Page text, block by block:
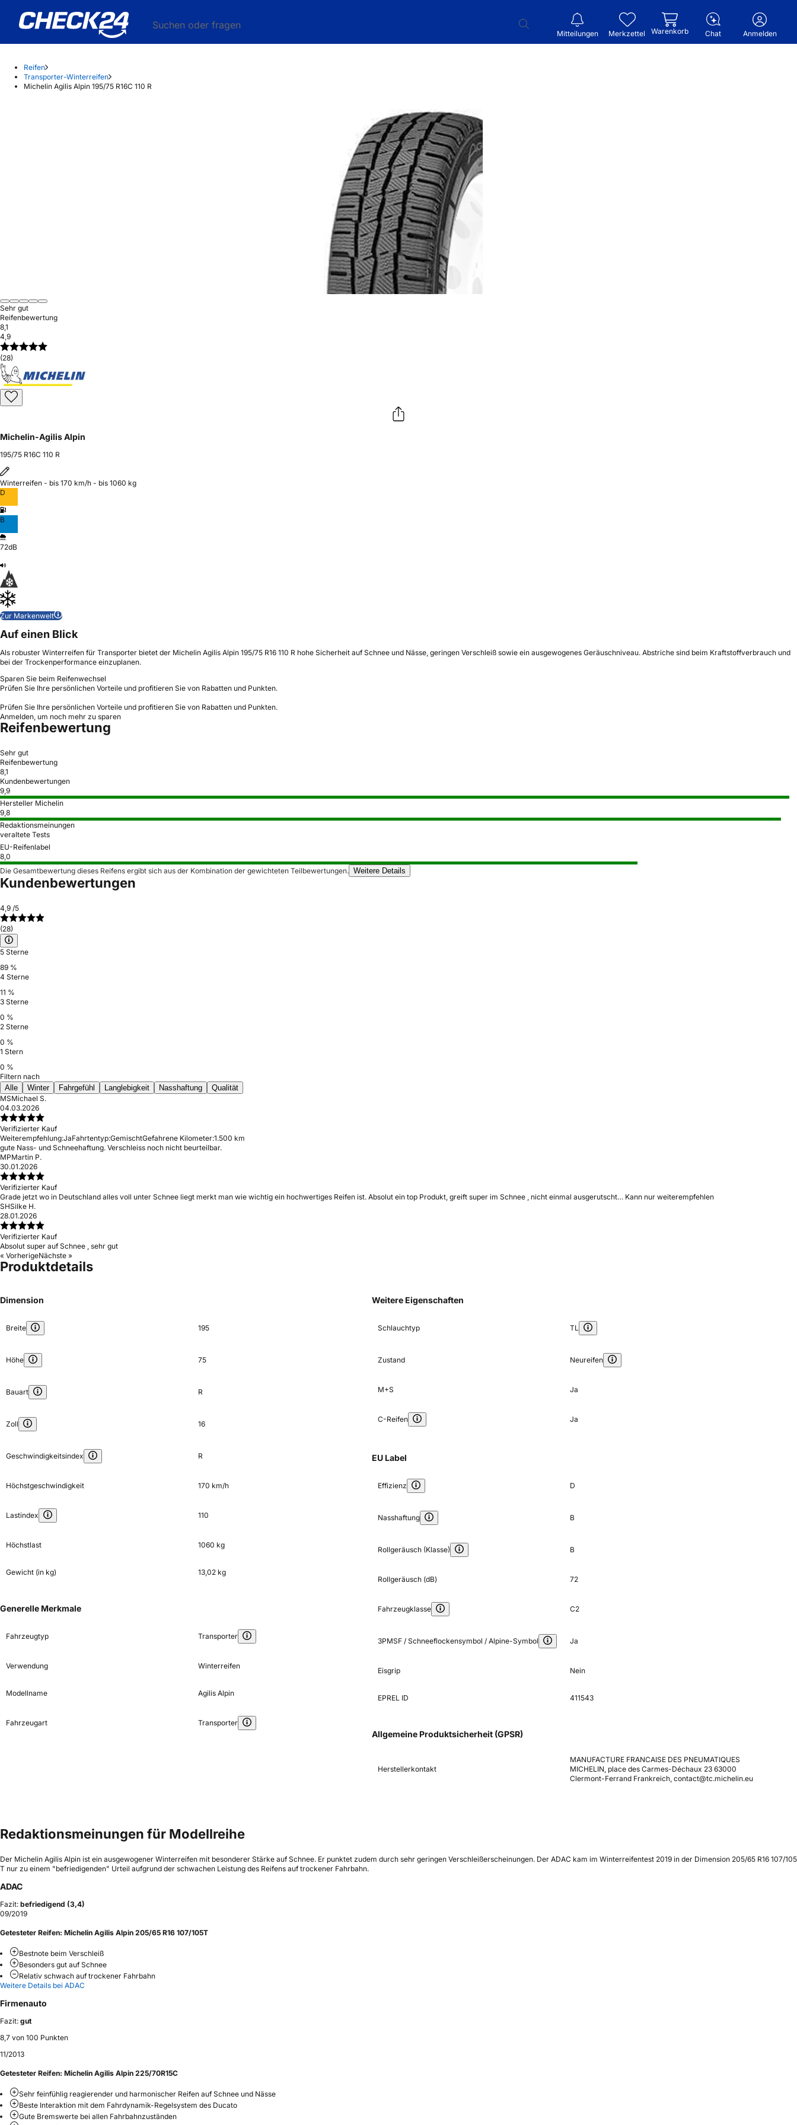
Suchen oder fragen
Mitteilungen Merkzettel Warenkorb Chat Anmelden
Reifen
Transporter-Winterreifen
Michelin Agilis Alpin 195/75 R16C 110 R
Sehr gut
Reifenbewertung
8,1
4,9
(28)
Michelin-Agilis Alpin
195/75 R16C 110 R
Winterreifen - bis 170 km/h - bis 1060 kg
D
B
72dB
Zur Markenwelt
Auf einen Blick
Als robuster Winterreifen für Transporter bietet der Michelin Agilis Alpin 195/75 R16 110 R hohe Sicherheit auf Schnee und Nässe, geringen Verschleiß sowie ein ausgewogenes Geräuschniveau. Abstriche sind beim Kraftstoffverbrauch und
bei der Trockenperformance einzuplanen.
Sparen Sie beim Reifenwechsel
Prüfen Sie Ihre persönlichen Vorteile und profitieren Sie von Rabatten und Punkten.
Prüfen Sie Ihre persönlichen Vorteile und profitieren Sie von Rabatten und Punkten.
Anmelden, um noch mehr zu sparen
Reifenbewertung
Sehr gut
Reifenbewertung
8,1
Kundenbewertungen
9,9
Hersteller Michelin
9,8
Redaktionsmeinungen
veraltete Tests
EU-Reifenlabel
8,0
Die Gesamtbewertung dieses Reifens ergibt sich aus der Kombination der gewichteten Teilbewertungen. Weitere Details
Kundenbewertungen
4,9 /5
(28)
5 Sterne
89 %
4 Sterne
11 %
3 Sterne
0 %
2 Sterne
0 %
1 Stern
0 %
Filtern nach
Alle
Winter Fahrgefühl Langlebigkeit Nasshaftung
Qualität
MSMichael S.
04.03.2026
Verifizierter Kauf
Weiterempfehlung:JaFahrtentyp:GemischtGefahrene Kilometer:1.500 km
gute Nass- und Schneehaftung. Verschleiss noch nicht beurteilbar.
MPMartin P.
30.01.2026
Verifizierter Kauf
Grade jetzt wo in Deutschland alles voll unter Schnee liegt merkt man wie wichtig ein hochwertiges Reifen ist. Absolut ein top Produkt, greift super im Schnee , nicht einmal ausgerutscht… Kann nur weiterempfehlen
SHSilke H.
28.01.2026
Verifizierter Kauf
Absolut super auf Schnee , sehr gut
« VorherigeNächste »
Produktdetails
Dimension
Breite 195
Höhe 75
Bauart R
Zoll 16
Geschwindigkeitsindex R
Höchstgeschwindigkeit 170 km/h
Lastindex 110
Höchstlast 1060 kg
Gewicht (in kg) 13,02 kg
Generelle Merkmale
Fahrzeugtyp Transporter
Verwendung Winterreifen
Modellname Agilis Alpin
Fahrzeugart Transporter
Weitere Eigenschaften
Schlauchtyp TL
Zustand Neureifen
M+S Ja
C-Reifen Ja
EU Label
Effizienz D
Nasshaftung B
Rollgeräusch (Klasse) B
Rollgeräusch (dB) 72
Fahrzeugklasse C2
3PMSF / Schneeflockensymbol / Alpine-Symbol Ja
Eisgrip Nein
EPREL ID 411543
Allgemeine Produktsicherheit (GPSR)
Herstellerkontakt
MANUFACTURE FRANCAISE DES PNEUMATIQUES
MICHELIN, place des Carmes-Déchaux 23 63000
Clermont-Ferrand Frankreich, contact@tc.michelin.eu
Redaktionsmeinungen für Modellreihe
Der Michelin Agilis Alpin ist ein ausgewogener Winterreifen mit besonderer Stärke auf Schnee. Er punktet zudem durch sehr geringen Verschleißerscheinungen. Der ADAC kam im Winterreifentest 2019 in der Dimension 205/65 R16 107/105
T nur zu einem "befriedigenden" Urteil aufgrund der schwachen Leistung des Reifens auf trockener Fahrbahn.
ADAC
Fazit: befriedigend (3,4)
09/2019
Getesteter Reifen: Michelin Agilis Alpin 205/65 R16 107/105T
Bestnote beim Verschleiß
Besonders gut auf Schnee
Relativ schwach auf trockener Fahrbahn
Weitere Details bei ADAC
Firmenauto
Fazit: gut
8,7 von 100 Punkten
11/2013
Getesteter Reifen: Michelin Agilis Alpin 225/70R15C
Sehr feinfühlig reagierender und harmonischer Reifen auf Schnee und Nässe
Beste Interaktion mit dem Fahrdynamik-Regelsystem des Ducato
Gute Bremswerte bei allen Fahrbahnzuständen